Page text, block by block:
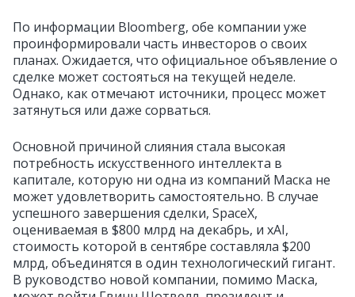
По информации Bloomberg, обе компании уже
проинформировали часть инвесторов о своих
планах. Ожидается, что официальное объявление о
сделке может состояться на текущей неделе.
Однако, как отмечают источники, процесс может
затянуться или даже сорваться.
Основной причиной слияния стала высокая
потребность искусственного интеллекта в
капитале, которую ни одна из компаний Маска не
может удовлетворить самостоятельно. В случае
успешного завершения сделки, SpaceX,
оцениваемая в $800 млрд на декабрь, и xAI,
стоимость которой в сентябре составляла $200
млрд, объединятся в один технологический гигант.
В руководство новой компании, помимо Маска,